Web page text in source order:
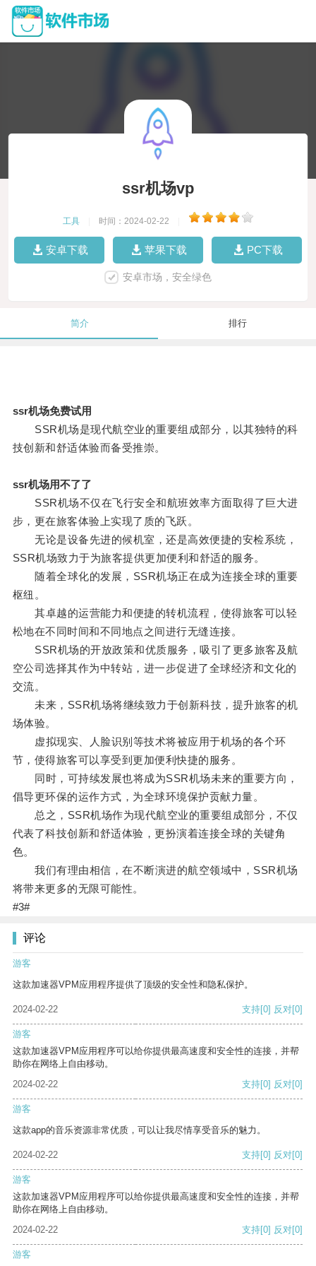
ssr机场vp
工具 时间：2024-02-22
安卓下载 苹果下载 PC下载
安卓市场，安全绿色
简介 排行
ssr机场免费试用
SSR机场是现代航空业的重要组成部分，以其独特的科
技创新和舒适体验而备受推崇。
ssr机场用不了了
SSR机场不仅在飞行安全和航班效率方面取得了巨大进
步，更在旅客体验上实现了质的飞跃。
无论是设备先进的候机室，还是高效便捷的安检系统，
SSR机场致力于为旅客提供更加便利和舒适的服务。
随着全球化的发展，SSR机场正在成为连接全球的重要
枢纽。
其卓越的运营能力和便捷的转机流程，使得旅客可以轻
松地在不同时间和不同地点之间进行无缝连接。
SSR机场的开放政策和优质服务，吸引了更多旅客及航
空公司选择其作为中转站，进一步促进了全球经济和文化的
交流。
未来，SSR机场将继续致力于创新科技，提升旅客的机
场体验。
虚拟现实、人脸识别等技术将被应用于机场的各个环
节，使得旅客可以享受到更加便利快捷的服务。
同时，可持续发展也将成为SSR机场未来的重要方向，
倡导更环保的运作方式，为全球环境保护贡献力量。
总之，SSR机场作为现代航空业的重要组成部分，不仅
代表了科技创新和舒适体验，更扮演着连接全球的关键角
色。
我们有理由相信，在不断演进的航空领域中，SSR机场
将带来更多的无限可能性。
#3#
评论
游客
这款加速器VPM应用程序提供了顶级的安全性和隐私保护。
2024-02-22 支持[0] 反对[0]
游客
这款加速器VPM应用程序可以给你提供最高速度和安全性的连接，并帮
助你在网络上自由移动。
2024-02-22
支持[0] 反对[0]
游客
这款app的音乐资源非常优质，可以让我尽情享受音乐的魅力。
2024-02-22 支持[0] 反对[0]
游客
这款加速器VPM应用程序可以给你提供最高速度和安全性的连接，并帮
助你在网络上自由移动。
2024-02-22
支持[0] 反对[0]
游客